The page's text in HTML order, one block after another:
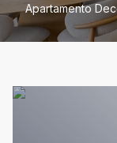
Apartamento